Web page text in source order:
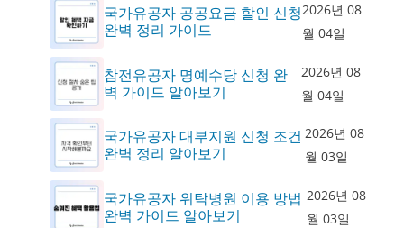
국가유공자 공공요금 할인 신청
완벽 정리 가이드
2026년 08
월 04일
참전유공자 명예수당 신청 완
벽 가이드 알아보기
2026년 08
월 04일
국가유공자 대부지원 신청 조건
완벽 정리 알아보기
2026년 08
월 03일
국가유공자 위탁병원 이용 방법
완벽 가이드 알아보기
2026년 08
월 03일